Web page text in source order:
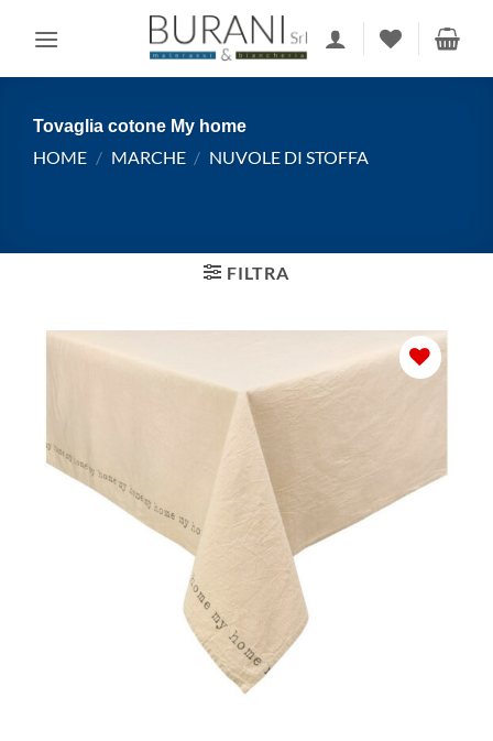
Tovaglia cotone My home
HOME / MARCHE / NUVOLE DI STOFFA
FILTRA